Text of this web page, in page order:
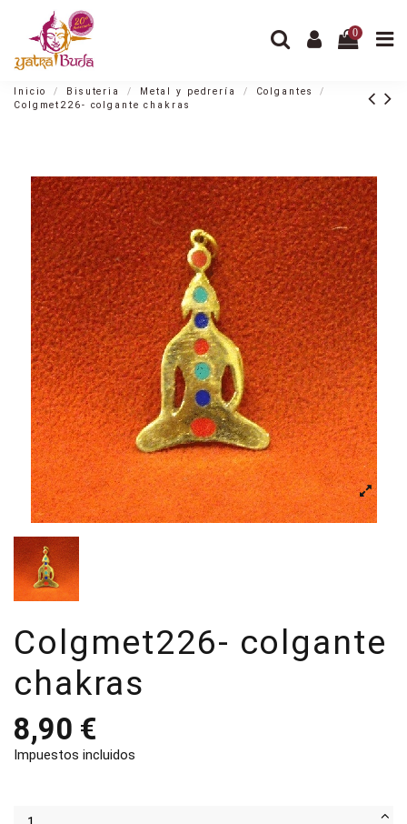
0
Inicio Bisuteria Metal y pedrería
Colgantes
Colgmet226- colgante chakras
Colgmet226- colgante
chakras
8,90 €
Impuestos incluidos